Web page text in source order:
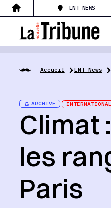
LNT NEWS
Accueil LNT News
ARCHIVE INTERNATIONAL
Climat
les
Paris